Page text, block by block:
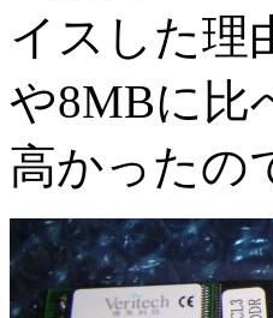
イスした理
や8MBに比
高かったの